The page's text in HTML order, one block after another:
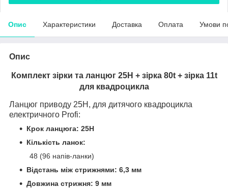
Опис Характеристики Доставка Оплата Умови
Опис
Комплект зірки та ланцюг 25H + зірка 80t + зірка 11t
для квадроцикла
Ланцюг приводу 25H, для дитячого квадроцикла
електричного Profi:
Крок ланцюга: 25H
Кількість ланок:
48 (96 напів-ланки)
Відстань між стрижнями: 6,3 мм
Довжина стрижня: 9 мм